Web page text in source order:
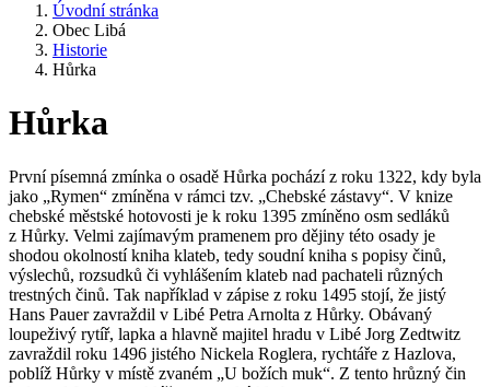
Úvodní stránka
Obec Libá
Historie
Hůrka
Hůrka
První písemná zmínka o osadě Hůrka pochází z roku 1322, kdy byla
jako „Rymen“ zmíněna v rámci tzv. „Chebské zástavy“. V knize
chebské městské hotovosti je k roku 1395 zmíněno osm sedláků
z Hůrky. Velmi zajímavým pramenem pro dějiny této osady je
shodou okolností kniha klateb, tedy soudní kniha s popisy činů,
výslechů, rozsudků či vyhlášením klateb nad pachateli různých
trestných činů. Tak například v zápise z roku 1495 stojí, že jistý
Hans Pauer zavraždil v Libé Petra Arnolta z Hůrky. Obávaný
loupeživý rytíř, lapka a hlavně majitel hradu v Libé Jorg Zedtwitz
zavraždil roku 1496 jistého Nickela Roglera, rychtáře z Hazlova,
poblíž Hůrky v místě zvaném „U božích muk“. Z tento hrůzný čin